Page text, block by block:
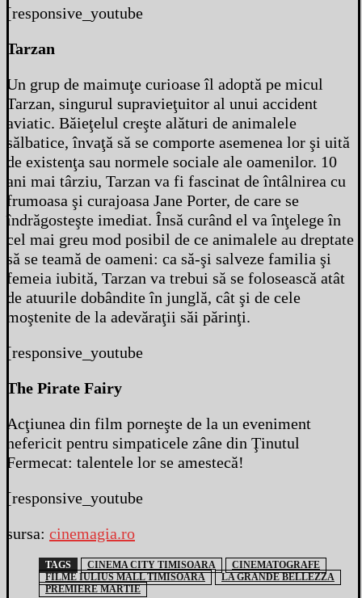
[responsive_youtube
Tarzan
Un grup de maimuţe curioase îl adoptă pe micul
Tarzan, singurul supravieţuitor al unui accident
aviatic. Băieţelul creşte alături de animalele
sălbatice, învaţă să se comporte asemenea lor şi uită
de existenţa sau normele sociale ale oamenilor. 10
ani mai târziu, Tarzan va fi fascinat de întâlnirea cu
frumoasa şi curajoasa Jane Porter, de care se
îndrăgosteşte imediat. Însă curând el va înţelege în
cel mai greu mod posibil de ce animalele au dreptate
să se teamă de oameni: ca să-şi salveze familia şi
femeia iubită, Tarzan va trebui să se folosească atât
de atuurile dobândite în junglă, cât şi de cele
moştenite de la adevăraţii săi părinţi.
[responsive_youtube
The Pirate Fairy
Acţiunea din film porneşte de la un eveniment
nefericit pentru simpaticele zâne din Ţinutul
Fermecat: talentele lor se amestecă!
[responsive_youtube
sursa: cinemagia.ro
TAGS CINEMA CITY TIMISOARA
CINEMATOGRAFE
FILME IULIUS MALL TIMISOARA
LA GRANDE BELLEZZA
PREMIERE MARTIE